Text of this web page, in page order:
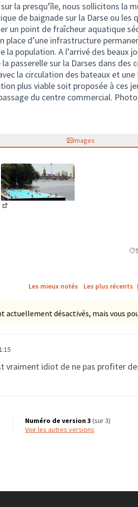
sur la presqu’île, nous sollicitons la
de baignade sur la Darse ou les
un point de fraîcheur aquatique
place d’une infrastructure
la population. A l’arrivé des beaux
passerelle sur la Darses dans des
la circulation des bateaux et une
plus viable soit proposée à ces
du centre commercial.
Images
Les mieux notés Les plus récents
actuellement désactivés, mais vous
vraiment idiot de ne pas profiter
Numéro de version 3 (sur 3)
voir les autres versions